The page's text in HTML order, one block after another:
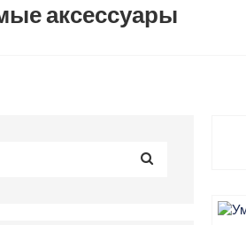
аксессуары